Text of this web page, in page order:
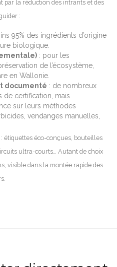
par la réduction des intrants et des
:
95% des ingrédients d’origine
biologique.
: pour les
de l’écosystème,
en Wallonie.
documenté : de nombreux
de certification, mais
sur leurs méthodes
vendanges manuelles,
étiquettes éco-conçues, bouteilles
ultra-courts… Autant de choix
visible dans la montée rapide des